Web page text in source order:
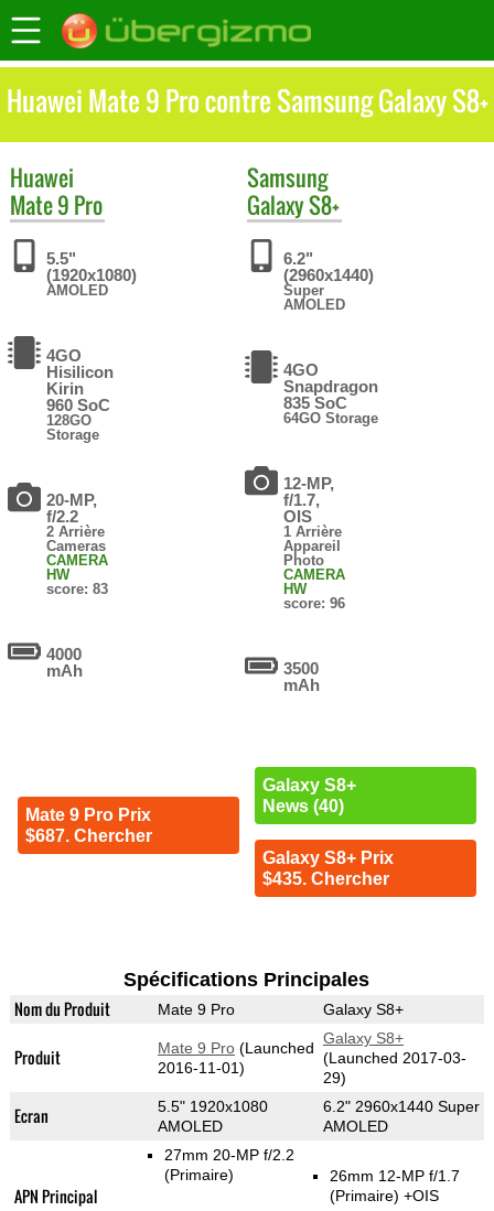
Huawei Mate 9 Pro contre Samsung Galaxy S8+
Huawei
Mate 9 Pro
5.5"
(1920x1080)
AMOLED
4GO
Hisilicon
Kirin
960 SoC
128GO
Storage
20-MP,
f/2.2
2 Arrière
Cameras
CAMERA
HW
score: 83
4000
mAh
Mate 9 Pro Prix
$687. Chercher
Samsung
Galaxy S8+
6.2"
(2960x1440)
Super
AMOLED
4GO
Snapdragon
835 SoC
64GO Storage
12-MP,
f/1.7,
OIS
1 Arrière
Appareil
Photo
CAMERA
HW
score: 96
3500
mAh
Galaxy S8+
News (40)
Galaxy S8+ Prix
$435. Chercher
Spécifications Principales
Nom du Produit Mate 9 Pro Galaxy S8+
Produit Mate 9 Pro(Launched
2016-11-01)
Galaxy S8+
(Launched 2017-03-
29)
Ecran
5.5" 1920x1080
AMOLED
6.2" 2960x1440 Super
AMOLED
APN Principal
27mm 20-MP f/2.2
(Primaire)
26mm 12-MP f/1.7
(Primaire) +OIS